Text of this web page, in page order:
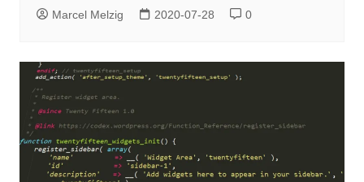
Marcel Melzig 2020-07-28 0